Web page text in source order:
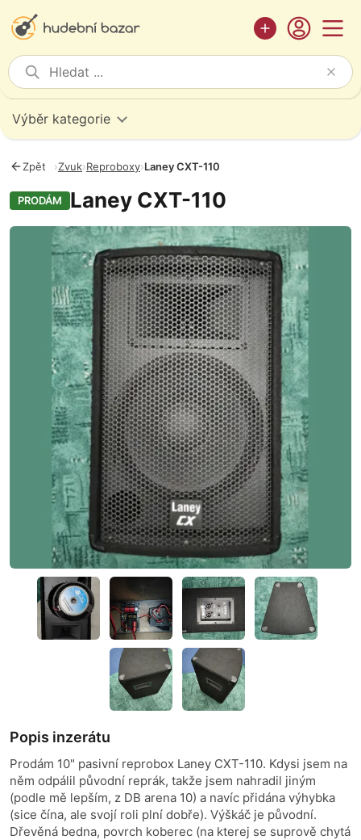
Výběr kategorie
Zpět ›Zvuk›Reproboxy›Laney CXT-110
PRODÁM Laney CXT-110
Fotografie
Popis inzerátu
Prodám 10" pasivní reprobox Laney CXT-110. Kdysi jsem na
něm odpálil původní reprák, takže jsem nahradil jiným
(podle mě lepším, z DB arena 10) a navíc přidána výhybka
(sice čína, ale svojí roli plní dobře). Výškáč je původní.
Dřevěná bedna, povrch koberec (na kterej se suprově chytá